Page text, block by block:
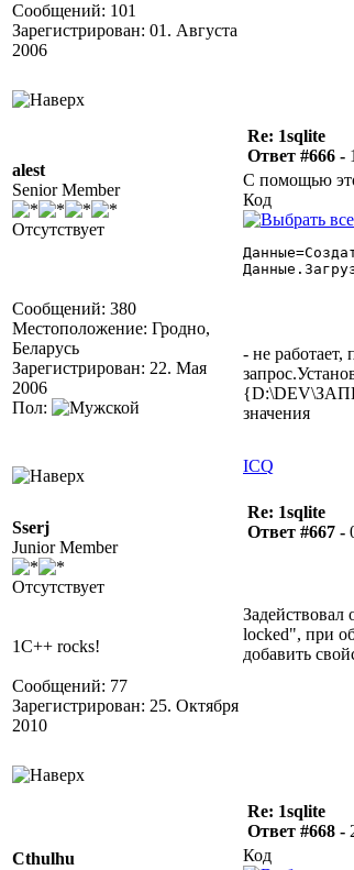
Сообщений: 101
Зарегистрирован: 01. Августа
2006
alest
Senior Member
Отсутствует
Сообщений: 380
Местоположение: Гродно,
Беларусь
Зарегистрирован: 22. Мая
2006
Пол:
Re: 1sqlite
Ответ #666 -
С помощью
Код
- не работает,
значения
ICQ
Sserj
Junior Member
Отсутствует
1C++ rocks!
Сообщений: 77
Зарегистрирован: 25. Октября
2010
Re: 1sqlite
Ответ #667 -
Задействовал
locked", при
добавить
Cthulhu
Re: 1sqlite
Ответ #668 -
Код